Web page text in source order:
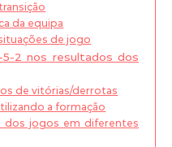
da equipa
de jogo
2 nos resultados dos
de vitórias/derrotas
a formação
dos jogos em diferentes